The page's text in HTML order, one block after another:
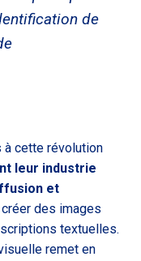
de
à cette révolution
leur industrie
et
des images
textuelles.
remet en